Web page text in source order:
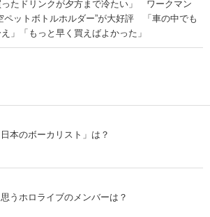
ったドリンクが夕方まで冷たい」 ワークマン
ペットボトルホルダー”が大好評 「車の中でも
」「もっと早く買えばよかった」
本のボーカリスト」は？
うホロライブのメンバーは？